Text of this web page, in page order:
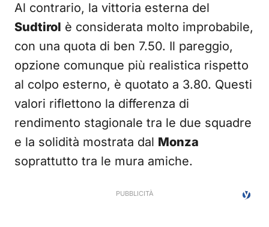
Al contrario, la vittoria esterna del
Sudtirol è considerata molto improbabile,
con una quota di ben 7.50. Il pareggio,
opzione comunque più realistica rispetto
al colpo esterno, è quotato a 3.80. Questi
valori riflettono la differenza di
rendimento stagionale tra le due squadre
e la solidità mostrata dal Monza
soprattutto tra le mura amiche.